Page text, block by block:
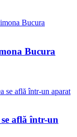
Bucura
se află într-un